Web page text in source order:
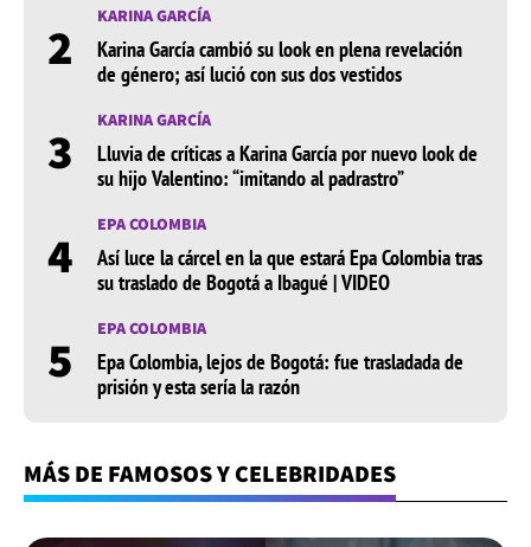
2 KARINA GARCÍA
Karina García cambió su look en plena revelación
de género; así lució con sus dos vestidos
3 KARINA GARCÍA
Lluvia de críticas a Karina García por nuevo look de
su hijo Valentino: “imitando al padrastro”
4 EPA COLOMBIA
Así luce la cárcel en la que estará Epa Colombia tras
su traslado de Bogotá a Ibagué | VIDEO
5 EPA COLOMBIA
Epa Colombia, lejos de Bogotá: fue trasladada de
prisión y esta sería la razón
MÁS DE FAMOSOS Y CELEBRIDADES